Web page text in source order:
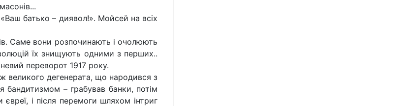
батько – диявол!». Мойсей на всіх
Саме вони розпочинають і очолюють
їх знищують одними з перших..
переворот 1917 року.
великого дегенерата, що народився з
– грабував банки, потім
і після перемоги шляхом інтриг